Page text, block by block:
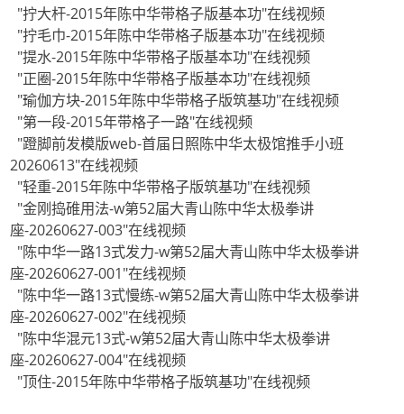
"拧大杆-2015年陈中华带格子版基本功"在线视频
"拧毛巾-2015年陈中华带格子版基本功"在线视频
"提水-2015年陈中华带格子版基本功"在线视频
"正圈-2015年陈中华带格子版基本功"在线视频
"瑜伽方块-2015年陈中华带格子版筑基功"在线视频
"第一段-2015年带格子一路"在线视频
"蹬脚前发模版web-首届日照陈中华太极馆推手小班
20260613"在线视频
"轻重-2015年陈中华带格子版筑基功"在线视频
"金刚捣碓用法-w第52届大青山陈中华太极拳讲
座-20260627-003"在线视频
"陈中华一路13式发力-w第52届大青山陈中华太极拳讲
座-20260627-001"在线视频
"陈中华一路13式慢练-w第52届大青山陈中华太极拳讲
座-20260627-002"在线视频
"陈中华混元13式-w第52届大青山陈中华太极拳讲
座-20260627-004"在线视频
"顶住-2015年陈中华带格子版筑基功"在线视频